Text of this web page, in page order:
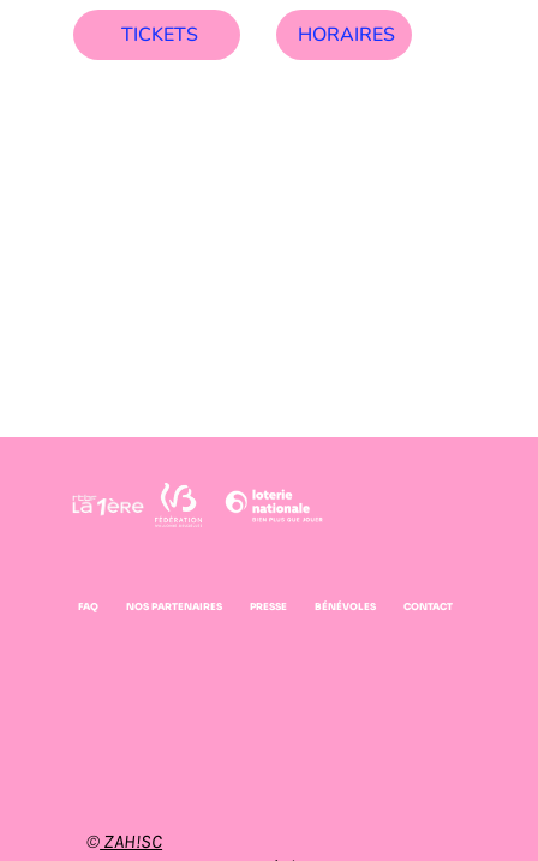
TICKETS HORAIRES
© ZAH!SC
FAQ NOS PARTENAIRES PRESSE BÉNÉVOLES CONTACT